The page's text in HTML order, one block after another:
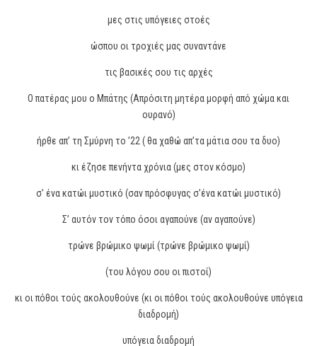
μες στις υπόγειες στοές
ώσπου οι τροχιές μας συναντάνε
τις βασικές σου τις αρχές
Ο πατέρας μου ο Μπάτης (Απρόσιτη μητέρα μορφή από χώμα και
ουρανό)
ήρθε απ’ τη Σμύρνη το ’22 ( θα χαθώ απ’τα μάτια σου τα δυο)
κι έζησε πενήντα χρόνια (μες στον κόσμο)
σ’ ένα κατώι μυστικό (σαν πρόσφυγας σ’ένα κατώι μυστικό)
Σ’ αυτόν τον τόπο όσοι αγαπούνε (αν αγαπούνε)
τρώνε βρώμικο ψωμί (τρώνε βρώμικο ψωμί)
(του λόγου σου οι πιστοί)
κι οι πόθοι τούς ακολουθούνε (κι οι πόθοι τούς ακολουθούνε υπόγεια
διαδρομή)
υπόγεια διαδρομή